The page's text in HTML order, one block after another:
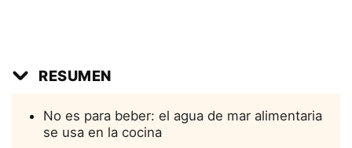
RESUMEN
No es para beber: el agua de mar alimentaria
se usa en la cocina